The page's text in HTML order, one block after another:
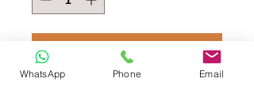
Adicionar ao carrinho
WhatsApp Phone Email